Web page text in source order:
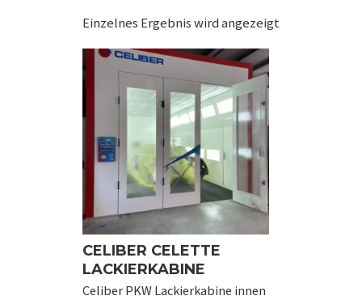
Einzelnes Ergebnis wird angezeigt
CELIBER CELETTE
LACKIERKABINE
Celiber PKW Lackierkabine innen